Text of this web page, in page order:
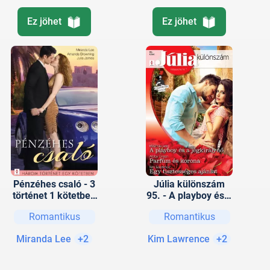
Ez jöhet Ez jöhet
Pénzéhes csaló - 3
történet 1 kötetben
Pénz és szerelem;
szeretők
Romantikus
Miranda Lee
+2
Júlia különszám
95. - A playboy és a
és korona; Egy
Romantikus
Kim Lawrence
+2